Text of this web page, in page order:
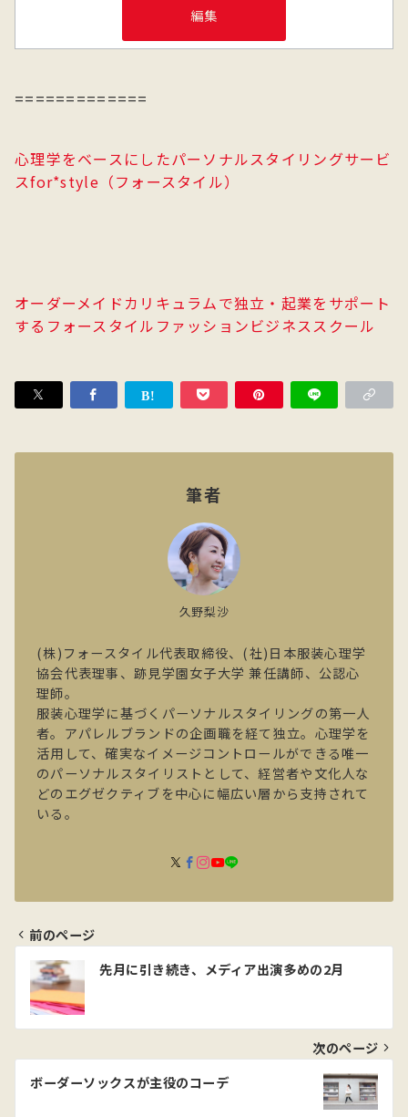
=============
心理学をベースにしたパーソナルスタイリングサービ
スfor*style（フォースタイル）
オーダーメイドカリキュラムで独立・起業をサポート
するフォースタイルファッションビジネススクール
筆者
久野梨沙
(株)フォースタイル代表取締役、(社)日本服装心理学
協会代表理事、跡見学園女子大学 兼任講師、公認心
理師。
服装心理学に基づくパーソナルスタイリングの第一人
者。アパレルブランドの企画職を経て独立。心理学を
活用して、確実なイメージコントロールができる唯一
のパーソナルスタイリストとして、経営者や文化人な
どのエグゼクティブを中心に幅広い層から支持されて
いる。
稿
ナ
ビ
ゲ
前のページ
先月に引き続き、メディア出演多めの2月
次のページ
ボーダーソックスが主役のコーデ